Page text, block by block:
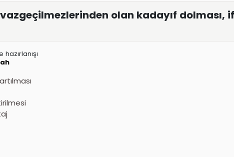
vazgeçilmezlerinden olan kadayıf dolması,